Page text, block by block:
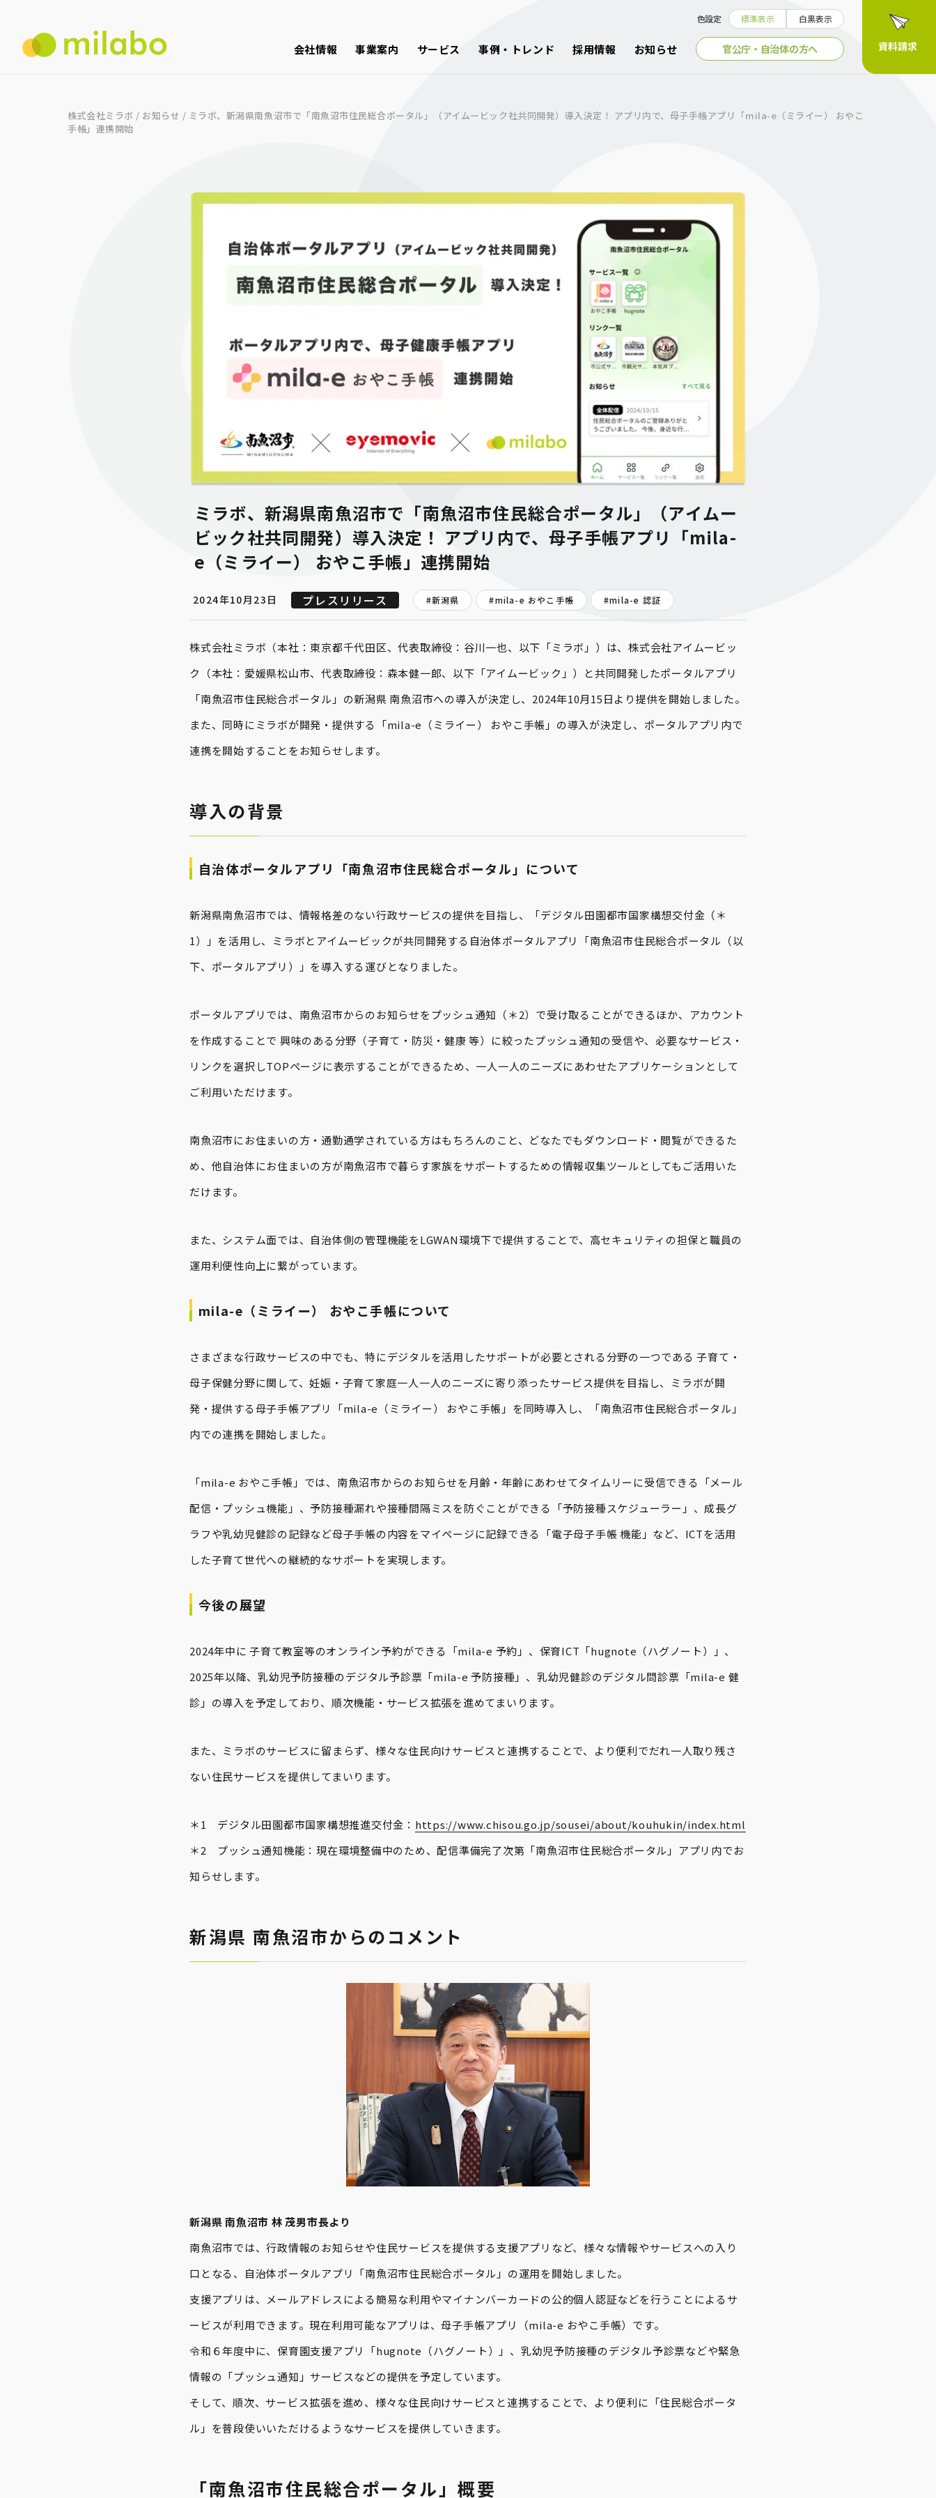
会社情報 事業案内 サービス 事例・トレンド 採用情報 お知らせ 官公庁・自治体の方へ
色設定 標準表示 白黒表示
株式会社ミラボ / お知らせ / ミラボ、新潟県南魚沼市で「南魚沼市住民総合ポータル」（アイムービック社共同開発）導入決定！ アプリ内で、母子手帳アプリ「mila-e（ミライー） おやこ
手帳」連携開始
ミラボ、新潟県南魚沼市で「南魚沼市住民総合ポータル」（アイムー
ビック社共同開発）導入決定！ アプリ内で、母子手帳アプリ「mila-
e（ミライー） おやこ手帳」連携開始
2024年10月23日 プレスリリース #新潟県 #mila-e おやこ手帳 #mila-e 認証
株式会社ミラボ（本社：東京都千代田区、代表取締役：谷川一也、以下「ミラボ」）は、株式会社アイムービッ
ク（本社：愛媛県松山市、代表取締役：森本健一郎、以下「アイムービック」）と共同開発したポータルアプリ
「南魚沼市住民総合ポータル」の新潟県 南魚沼市への導入が決定し、2024年10月15日より提供を開始しました。
また、同時にミラボが開発・提供する「mila-e（ミライー） おやこ手帳」の導入が決定し、ポータルアプリ内で
連携を開始することをお知らせします。
導入の背景
自治体ポータルアプリ「南魚沼市住民総合ポータル」について
新潟県南魚沼市では、情報格差のない行政サービスの提供を目指し、「デジタル田園都市国家構想交付金（＊
1）」を活用し、ミラボとアイムービックが共同開発する自治体ポータルアプリ「南魚沼市住民総合ポータル（以
下、ポータルアプリ）」を導入する運びとなりました。
ポータルアプリでは、南魚沼市からのお知らせをプッシュ通知（＊2）で受け取ることができるほか、アカウント
を作成することで 興味のある分野（子育て・防災・健康 等）に絞ったプッシュ通知の受信や、必要なサービス・
リンクを選択しTOPページに表示することができるため、一人一人のニーズにあわせたアプリケーションとして
ご利用いただけます。
南魚沼市にお住まいの方・通勤通学されている方はもちろんのこと、どなたでもダウンロード・閲覧ができるた
め、他自治体にお住まいの方が南魚沼市で暮らす家族をサポートするための情報収集ツールとしてもご活用いた
だけます。
また、システム面では、自治体側の管理機能をLGWAN環境下で提供することで、高セキュリティの担保と職員の
運用利便性向上に繋がっています。
mila-e（ミライー） おやこ手帳について
さまざまな行政サービスの中でも、特にデジタルを活用したサポートが必要とされる分野の一つである 子育て・
母子保健分野に関して、妊娠・子育て家庭一人一人のニーズに寄り添ったサービス提供を目指し、ミラボが開
発・提供する母子手帳アプリ「mila-e（ミライー） おやこ手帳」を同時導入し、「南魚沼市住民総合ポータル」
内での連携を開始しました。
「mila-e おやこ手帳」では、南魚沼市からのお知らせを月齢・年齢にあわせてタイムリーに受信できる「メール
配信・プッシュ機能」、予防接種漏れや接種間隔ミスを防ぐことができる「予防接種スケジューラー」、成長グ
ラフや乳幼児健診の記録など母子手帳の内容をマイページに記録できる「電子母子手帳 機能」など、ICTを活用
した子育て世代への継続的なサポートを実現します。
今後の展望
2024年中に 子育て教室等のオンライン予約ができる「mila-e 予約」、保育ICT「hugnote（ハグノート）」、
2025年以降、乳幼児予防接種のデジタル予診票「mila-e 予防接種」、乳幼児健診のデジタル問診票「mila-e 健
診」の導入を予定しており、順次機能・サービス拡張を進めてまいります。
また、ミラボのサービスに留まらず、様々な住民向けサービスと連携することで、より便利でだれ一人取り残さ
ない住民サービスを提供してまいります。
＊1 デジタル田園都市国家構想推進交付金： https://www.chisou.go.jp/sousei/about/kouhukin/index.html
＊2 プッシュ通知機能：現在環境整備中のため、配信準備完了次第「南魚沼市住民総合ポータル」アプリ内でお
知らせします。
新潟県 南魚沼市からのコメント
新潟県 南魚沼市 林 茂男市長より
南魚沼市では、行政情報のお知らせや住民サービスを提供する支援アプリなど、様々な情報やサービスへの入り
口となる、自治体ポータルアプリ「南魚沼市住民総合ポータル」の運用を開始しました。
支援アプリは、メールアドレスによる簡易な利用やマイナンバーカードの公的個人認証などを行うことによるサ
ービスが利用できます。現在利用可能なアプリは、母子手帳アプリ（mila-e おやこ手帳）です。
令和６年度中に、保育園支援アプリ「hugnote（ハグノート）」、乳幼児予防接種のデジタル予診票などや緊急
情報の「プッシュ通知」サービスなどの提供を予定しています。
そして、順次、サービス拡張を進め、様々な住民向けサービスと連携することで、より便利に「住民総合ポータ
ル」を普段使いいただけるようなサービスを提供していきます。
「南魚沼市住民総合ポータル」概要